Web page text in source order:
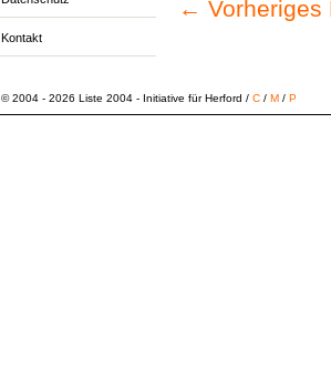
Kontakt
← Vorheriges
© 2004 - 2026 Liste 2004 - Initiative für Herford / C/ M/ P